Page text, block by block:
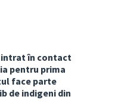
intrat în contact
pentru prima
face parte
de indigeni din